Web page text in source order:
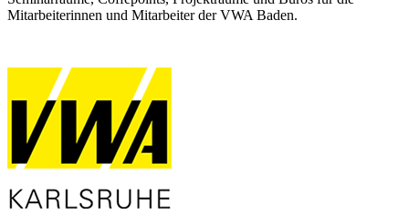
Mitarbeiterinnen und Mitarbeiter der VWA Baden.